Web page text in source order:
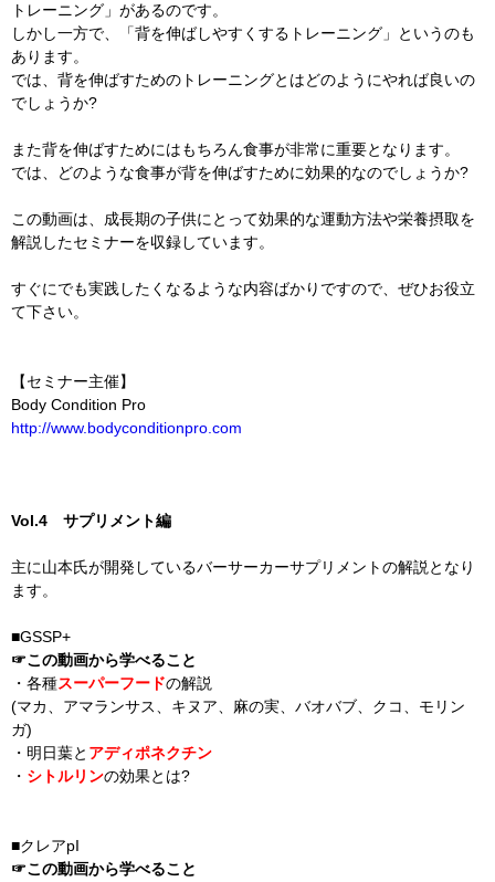
トレーニング」があるのです。
しかし一方で、「背を伸ばしやすくするトレーニング」というのも
あります。
では、背を伸ばすためのトレーニングとはどのようにやれば良いの
でしょうか?
また背を伸ばすためにはもちろん食事が非常に重要となります。
では、どのような食事が背を伸ばすために効果的なのでしょうか?
この動画は、成長期の子供にとって効果的な運動方法や栄養摂取を
解説したセミナーを収録しています。
すぐにでも実践したくなるような内容ばかりですので、ぜひお役立
て下さい。
【セミナー主催】
Body Condition Pro
http://www.bodyconditionpro.com
Vol.4 サプリメント編
主に山本氏が開発しているバーサーカーサプリメントの解説となり
ます。
■GSSP+
☞この動画から学べること
・各種スーパーフードの解説
(マカ、アマランサス、キヌア、麻の実、バオバブ、クコ、モリン
ガ)
・明日葉と アディポネクチン
・ シトルリンの効果とは?
■クレアpI
☞この動画から学べること